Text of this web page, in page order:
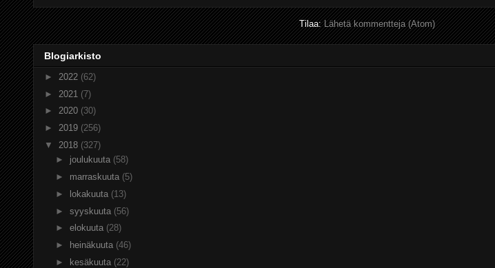
Tilaa:Lähetä kommentteja (Atom)
Blogiarkisto
► 2022 (62)
► 2021 (7)
► 2020 (30)
► 2019 (256)
▼ 2018 (327)
► joulukuuta (58)
► marraskuuta (5)
►
lokakuuta (13)
► syyskuuta (56)
► elokuuta (28)
►
heinäkuuta (46)
►
kesäkuuta (22)